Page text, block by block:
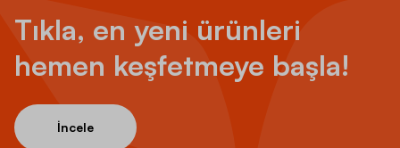
Tıkla, en yeni ürünleri
hemen keşfetmeye başla!
İncele